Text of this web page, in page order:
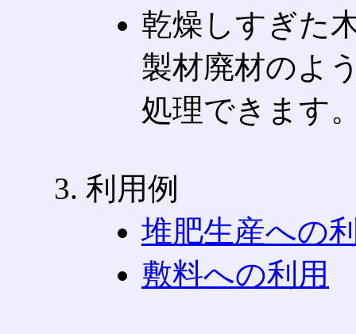
乾燥しすぎた
製材廃材のよ
処理できます
利用例
堆肥生産への
敷料への利用